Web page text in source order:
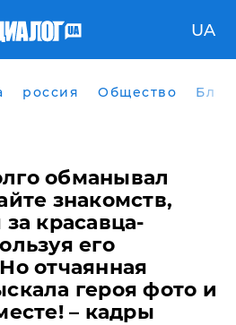
UA
россия Общество
обманывал
знакомств,
красавца-
его
отчаянная
героя фото и
– кадры